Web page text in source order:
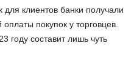
клиентов банки получали
покупок у торговцев.
году составит лишь чуть